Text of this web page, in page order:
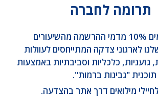
תרומה לחברה
1. אנו תורמים 10% מדמי ההרשמה מהשיעורים
לארגוני צדקה המתייחסים לעוולות
גזעניות, כלכליות וסביבתיות באמצעות
תוכנית "גבינות ברמות".
מילואים דרך אתר בהצדעה.